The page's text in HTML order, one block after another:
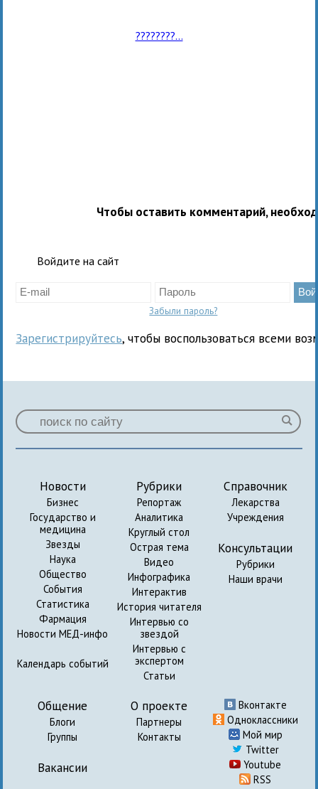
????????...
Чтобы оставить комментарий,
Войдите на сайт
Забыли пароль?
Зарегистрируйтесь, чтобы воспользоваться всеми
Новости
Бизнес
Государство и
медицина
Звезды
Наука
Общество
События
Статистика
Фармация
Новости МЕД-инфо
Календарь событий
Рубрики
Репортаж
Аналитика
Круглый стол
Острая тема
Видео
Инфографика
Интерактив
История читателя
Интервью со
звездой
Интервью с
экспертом
Статьи
Справочник
Лекарства
Учреждения
Консультации
Рубрики
Наши врачи
Общение
Блоги
Группы
Вакансии
О проекте
Партнеры
Контакты
Вконтакте
Одноклассники
Мой мир
Twitter
Youtube
RSS